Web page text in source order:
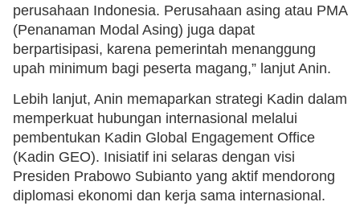
perusahaan Indonesia. Perusahaan asing atau PMA
(Penanaman Modal Asing) juga dapat
berpartisipasi, karena pemerintah menanggung
upah minimum bagi peserta magang,” lanjut Anin.
Lebih lanjut, Anin memaparkan strategi Kadin dalam
memperkuat hubungan internasional melalui
pembentukan Kadin Global Engagement Office
(Kadin GEO). Inisiatif ini selaras dengan visi
Presiden Prabowo Subianto yang aktif mendorong
diplomasi ekonomi dan kerja sama internasional.